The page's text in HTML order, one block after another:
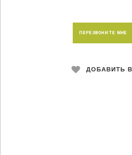
ПЕРЕЗВОНИТЕ МНЕ
ДОБАВИТЬ